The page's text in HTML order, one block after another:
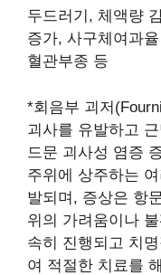
두드러기, 체액량
증가, 사구체여과
혈관부종 등
*회음부 괴저
괴사를 유발하고
드문 괴사성 염증
주위에 상주하는
발되며, 증상은 항
위의 가려움이나
속히 진행되고 치
여 적절한 치료를